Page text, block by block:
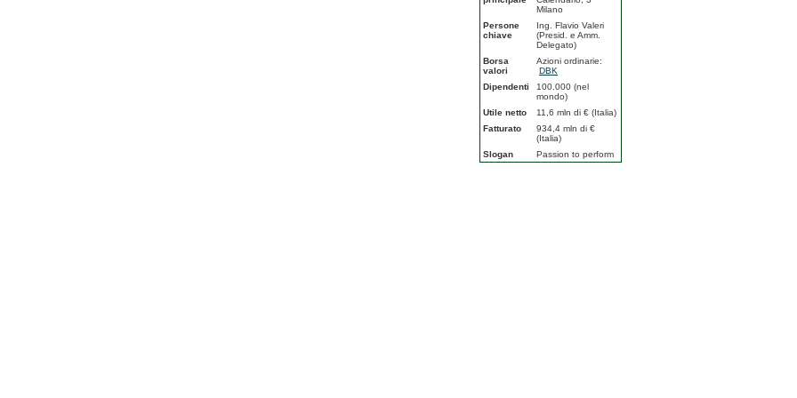
Milano
Persone
chiave
Ing. Flavio Valeri
(Presid. e Amm.
Delegato)
Borsa
valori
Azioni ordinarie:
DBK
Dipendenti
100.000 (nel
mondo)
Utile netto
11,6 mln di € (Italia)
Fatturato
934,4 mln di €
(Italia)
Slogan
Passion to perform